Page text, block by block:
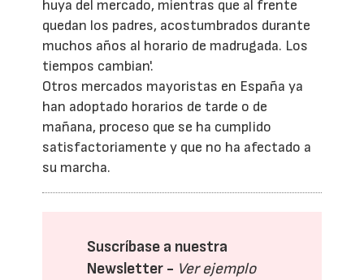
huya del mercado, mientras que al frente
quedan los padres, acostumbrados durante
muchos años al horario de madrugada. Los
tiempos cambian'.
Otros mercados mayoristas en España ya
han adoptado horarios de tarde o de
mañana, proceso que se ha cumplido
satisfactoriamente y que no ha afectado a
su marcha.
Suscríbase a nuestra
Newsletter - Ver ejemplo